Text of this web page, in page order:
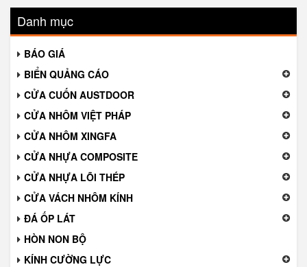
Danh mục
BÁO GIÁ
BIỂN QUẢNG CÁO
CỬA CUỐN AUSTDOOR
CỬA NHÔM VIỆT PHÁP
CỬA NHÔM XINGFA
CỬA NHỰA COMPOSITE
CỬA NHỰA LÕI THÉP
CỬA VÁCH NHÔM KÍNH
ĐÁ ỐP LÁT
HÒN NON BỘ
KÍNH CƯỜNG LỰC